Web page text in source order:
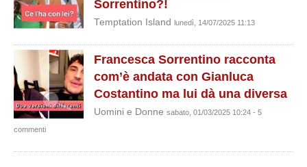
Sorrentino?!
Temptation Island lunedì, 14/07/2025 11:13
Francesca Sorrentino racconta
com’è andata con Gianluca
Costantino ma lui dà una diversa
Uomini e Donne sabato, 01/03/2025 10:24 - 5
commenti